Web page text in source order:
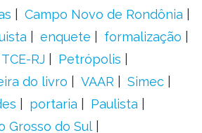
Campo Novo de Rondônia
enquete
formalização
TCE-RJ
Petrópolis
do livro VAAR
Simec
portaria
Paulista
Grosso do Sul